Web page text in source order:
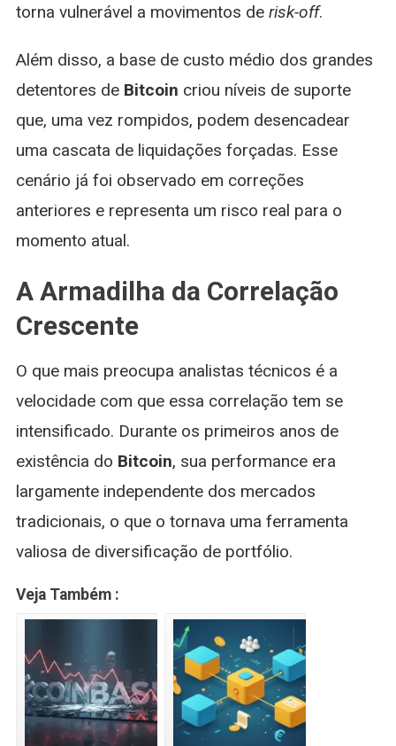
torna vulnerável a movimentos de risk-off.
Além disso, a base de custo médio dos grandes
detentores de Bitcoin criou níveis de suporte
que, uma vez rompidos, podem desencadear
uma cascata de liquidações forçadas. Esse
cenário já foi observado em correções
anteriores e representa um risco real para o
momento atual.
A Armadilha da Correlação
Crescente
O que mais preocupa analistas técnicos é a
velocidade com que essa correlação tem se
intensificado. Durante os primeiros anos de
existência do Bitcoin, sua performance era
largamente independente dos mercados
tradicionais, o que o tornava uma ferramenta
valiosa de diversificação de portfólio.
Veja Também :